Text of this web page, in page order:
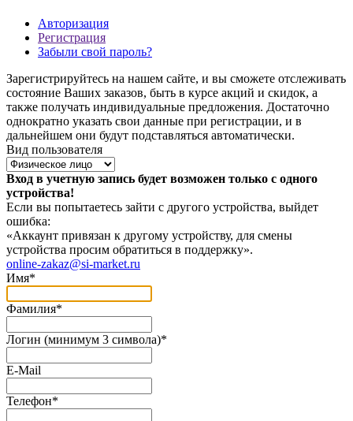
Авторизация
Регистрация
Забыли свой пароль?
Зарегистрируйтесь на нашем сайте, и вы сможете отслеживать
состояние Ваших заказов, быть в курсе акций и скидок, а
также получать индивидуальные предложения. Достаточно
однократно указать свои данные при регистрации, и в
дальнейшем они будут подставляться автоматически.
Вид пользователя
Вход в учетную запись будет возможен только с одного
устройства!
Если вы попытаетесь зайти с другого устройства, выйдет
ошибка:
«Аккаунт привязан к другому устройству, для смены
устройства просим обратиться в поддержку».
online-zakaz@si-market.ru
Имя*
Фамилия*
Логин (минимум 3 символа)*
E-Mail
Телефон*